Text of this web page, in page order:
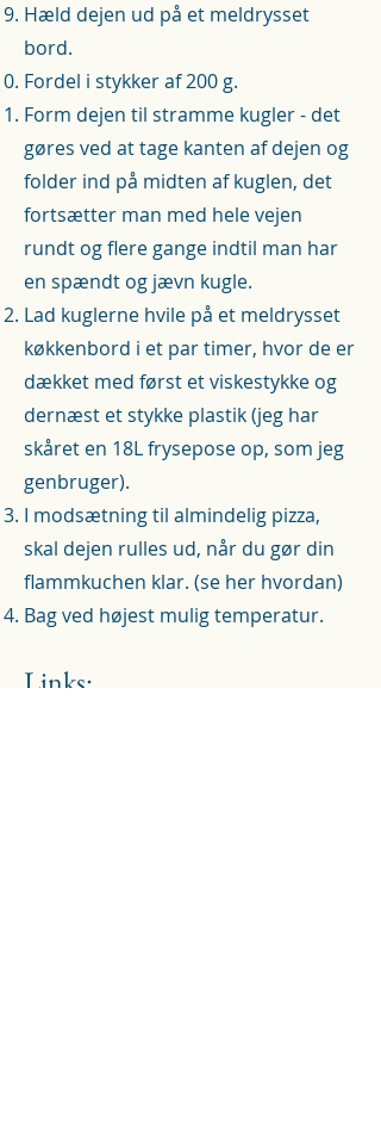
Hæld dejen ud på et meldrysset
bord.
Fordel i stykker af 200 g.
Form dejen til stramme kugler - det
gøres ved at tage kanten af dejen og
folder ind på midten af kuglen, det
fortsætter man med hele vejen
rundt og flere gange indtil man har
en spændt og jævn kugle.
Lad kuglerne hvile på et meldrysset
køkkenbord i et par timer, hvor de er
dækket med først et viskestykke og
dernæst et stykke plastik (jeg har
skåret en 18L frysepose op, som jeg
genbruger).
I modsætning til almindelig pizza,
skal dejen rulles ud, når du gør din
flammkuchen klar. (se her hvordan)
Bag ved højest mulig temperatur.
Links: